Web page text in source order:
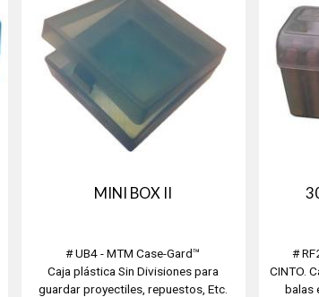
MINI BOX II
# UB4 - MTM Case-Gard™
Caja plástica Sin Divisiones para
guardar proyectiles, repuestos, Etc.
#
CINTO.
balas